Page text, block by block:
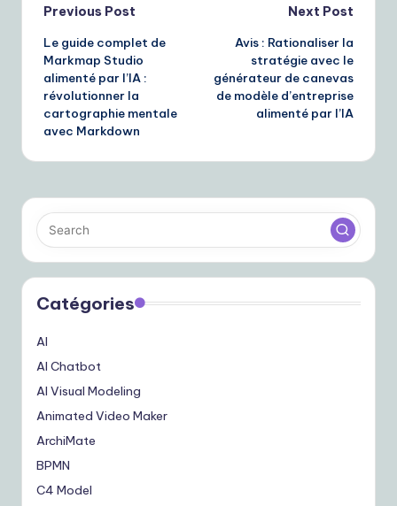
Post
navigation
Previous Post
Le guide complet de
Markmap Studio
alimenté par l’IA :
révolutionner la
cartographie mentale
avec Markdown
Next Post
Avis : Rationaliser la
stratégie avec le
générateur de canevas
de modèle d’entreprise
alimenté par l’IA
Catégories
AI
AI Chatbot
AI Visual Modeling
Animated Video Maker
ArchiMate
BPMN
C4 Model